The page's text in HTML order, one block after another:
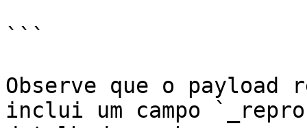
```
Observe que o
inclui um campo